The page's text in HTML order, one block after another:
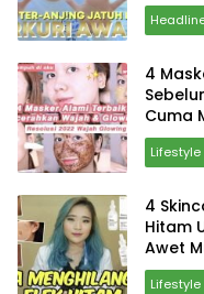
4
Cuma
Lifestyle
4
Hitam
Awet
Lifestyle